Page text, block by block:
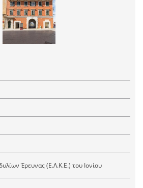
Έρευνας (Ε.Λ.Κ.Ε.) του Ιονίου